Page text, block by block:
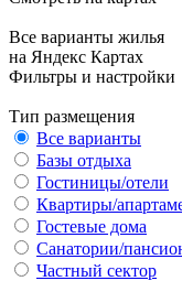
Все варианты жилья
на Яндекс Картах
Фильтры и настройки
Тип размещения
Все варианты
Базы отдыха
Гостиницы/отели
Квартиры/
Гостевые дома
Санатории/
Частный сектор